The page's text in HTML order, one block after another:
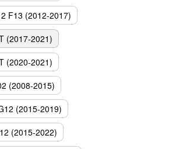
F13 (2012-2017)
(2017-2021)
(2020-2021)
(2008-2015)
(2015-2019)
(2015-2022)